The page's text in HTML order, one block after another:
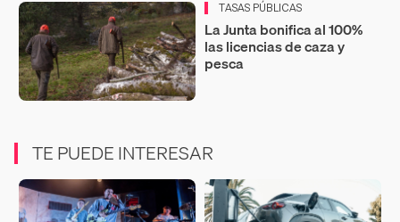
TASAS PÚBLICAS
La Junta bonifica al 100%
las licencias de caza y
pesca
TE PUEDE INTERESAR